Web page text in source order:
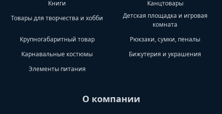
Книги
Канцтовары
Товары для творчества и хобби
Детская площадка и игровая
комната
Крупногабаритный товар
Рюкзаки, сумки, пеналы
Карнавальные костюмы
Бижутерия и украшения
Элементы питания
О компании